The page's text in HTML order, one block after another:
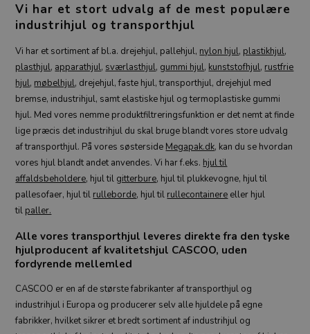
Vi har et stort udvalg af de mest populære
industrihjul og transporthjul
Vi har et sortiment af bl.a. drejehjul, pallehjul, nylon hjul, plastikhjul,
plasthjul, apparathjul, sværlasthjul, gummi hjul, kunststofhjul, rustfrie
hjul, møbelhjul, drejehjul, faste hjul, transporthjul, drejehjul med
bremse, industrihjul, samt elastiske hjul og termoplastiske gummi
hjul. Med vores nemme produktfiltreringsfunktion er det nemt at finde
lige præcis det industrihjul du skal bruge blandt vores store udvalg
af transporthjul. På vores søsterside Megapak.dk, kan du se hvordan
vores hjul blandt andet anvendes. Vi har f.eks. hjul til
affaldsbeholdere, hjul til gitterbure, hjul til plukkevogne, hjul til
pallesofaer, hjul til rulleborde, hjul til rullecontainere eller hjul
til paller.
Alle vores transporthjul leveres direkte fra den tyske
hjulproducent af kvalitetshjul CASCOO, uden
fordyrende mellemled
CASCOO er en af de største fabrikanter af transporthjul og
industrihjul i Europa og producerer selv alle hjuldele på egne
fabrikker, hvilket sikrer et bredt sortiment af industrihjul og